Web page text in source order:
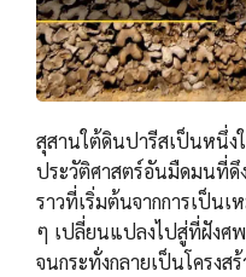
สุสานใต้ดินปารีสเป็นหนึ่ง
ประวัติศาสตร์อันมืดมนที่ดึ
ราวที่เริ่มต้นจากการเป็น
ๆ เปลี่ยนแปลงไปสู่ที่ฝังศ
จนกระทั่งกลายเป็นโครงส